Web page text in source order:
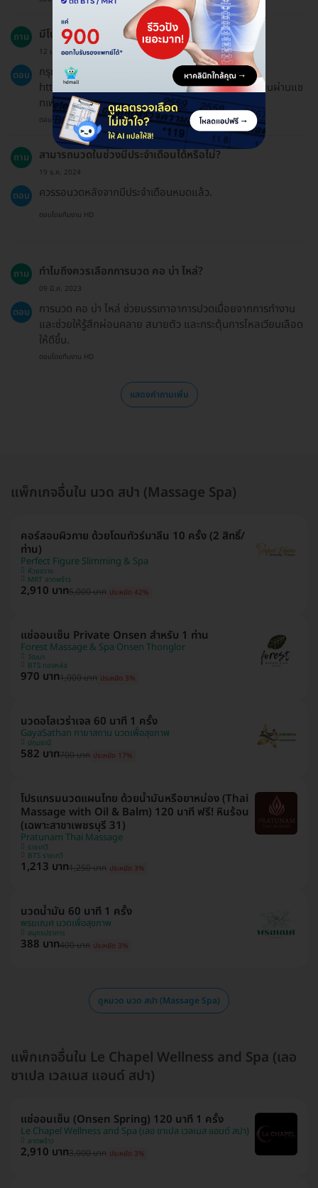
ถาม มีโปรโมชันหรือรหัสส่วนลดไหม?
12 ม.ค. 2023
ตอบ
กรุณาตรวจสอบที่หน้าโปรโมชั่นพิเศษของเราได้ที่
https://hdmall.co.th/c/reward หรือสอบถามแอดมินผ่านแช
ทเพื่อดูสิทธิประโยชน์ล่าสุด.
ตอบโดยทีมงาน HD
ถาม สามารถนวดในช่วงมีประจำเดือนได้หรือไม่?
19 ธ.ค. 2024
ตอบ ควรรอนวดหลังจากมีประจำเดือนหมดแล้ว.
ตอบโดยทีมงาน HD
ถาม ทำไมถึงควรเลือกการนวด คอ บ่า ไหล่?
09 มี.ค. 2023
ตอบ
การนวด คอ บ่า ไหล่ ช่วยบรรเทาอาการปวดเมื่อยจากการทำงาน
และช่วยให้รู้สึกผ่อนคลาย สบายตัว และกระตุ้นการไหลเวียนเลือด
ให้ดีขึ้น.
ตอบโดยทีมงาน HD
แสดงคำถามเพิ่ม
แพ็กเกจอื่นใน นวด สปา (Massage Spa)
คอร์สอบผิวกาย ด้วยโดมทัวร์มาลีน 10 ครั้ง (2 สิทธิ์/
ท่าน)
Perfect Figure Slimming & Spa
ห้วยขวาง
MRT ลาดพร้าว
2,910 บาท5,000 บาท ประหยัด 42%
แช่ออนเซ็น Private Onsen สำหรับ 1 ท่าน
Forest Massage & Spa Onsen Thonglor
วัฒนา
BTS ทองหล่อ
970 บาท1,000 บาท ประหยัด 3%
นวดอโลเวร่าเจล 60 นาที 1 ครั้ง
GayaSathan กายาสถาน นวดเพื่อสุขภาพ
ปทุมธานี
582 บาท700 บาท ประหยัด 17%
โปรแกรมนวดแผนไทย ด้วยน้ำมันหรือยาหม่อง (Thai
Massage with Oil & Balm) 120 นาที ฟรี! หินร้อน
(เฉพาะสาขาเพชรบุรี 31)
Pratunam Thai Massage
ราชเทวี
BTS ราชเทวี
1,213 บาท1,250 บาท ประหยัด 3%
นวดน้ำมัน 60 นาที 1 ครั้ง
พรฆเณศ นวดเพื่อสุขภาพ
สมุทรปราการ
388 บาท400 บาท ประหยัด 3%
ดูหมวด นวด สปา (Massage Spa)
แพ็กเกจอื่นใน Le Chapel Wellness and Spa (เลอ
ชาเปล เวลเนส แอนด์ สปา)
แช่ออนเซ็น (Onsen Spring) 120 นาที 1 ครั้ง
Le Chapel Wellness and Spa (เลอ ชาเปล เวลเนส แอนด์ สปา)
ลาดพร้าว
2,910 บาท3,000 บาท ประหยัด 3%